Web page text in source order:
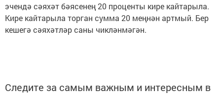
эчендә сәяхәт бәясенең 20 проценты кире кайтарыла.
Кире кайтарыла торган сумма 20 меңнән артмый. Бер
кешегә сәяхәтләр саны чикләнмәгән.
Следите за самым важным и интересным в